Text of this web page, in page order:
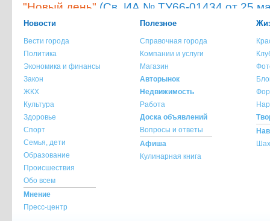
"Новый день" (Св. ИА № ТУ66-01434 от 25
Мнение администрации сайта не всегда
опубликованного материала!
При копировании материала с сайта
ссылка на источник обязательна.
При использовании материала с сайта
указание источника и автора материала
По всем вопросам обращайтесь на
Новости
Вести города
Политика
Экономика и финансы
Закон
ЖКХ
Культура
Здоровье
Спорт
Семья, дети
Образование
Происшествия
Обо всем
Мнение
Пресс-центр
Полезное
Справочная города
Компании и услуги
Магазин
Авторынок
Недвижимость
Работа
Доска объявлений
Вопросы и ответы
Афиша
Кулинарная книга